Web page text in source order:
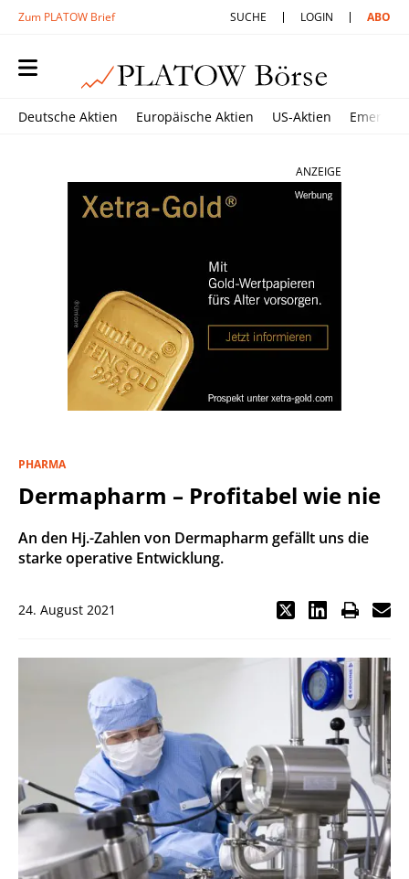
Zum PLATOW Brief SUCHE LOGIN ABO
Deutsche Aktien Europäische Aktien US-Aktien
ANZEIGE
PHARMA
Dermapharm – Profitabel wie nie
An den Hj.-Zahlen von Dermapharm gefällt uns die
starke operative Entwicklung.
24. August 2021